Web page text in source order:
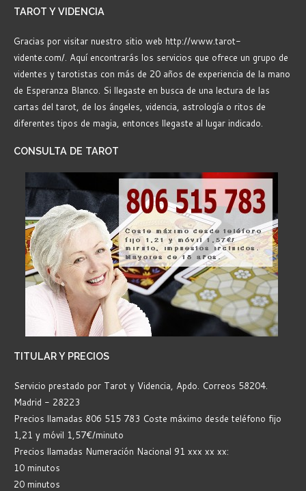
TAROT Y VIDENCIA
Gracias por visitar nuestro sitio web http://www.tarot-
vidente.com/. Aquí encontrarás los servicios que ofrece un grupo de
videntes y tarotistas con más de 20 años de experiencia de la mano
de Esperanza Blanco. Si llegaste en busca de una lectura de las
cartas del tarot, de los ángeles, videncia, astrología o ritos de
diferentes tipos de magia, entonces llegaste al lugar indicado.
CONSULTA DE TAROT
TITULARY PRECIOS
Servicio prestado por Tarot y Videncia, Apdo. Correos 58204.
Madrid - 28223
Precios llamadas 806 515 783 Coste máximo desde teléfono fijo
1,21 y móvil 1,57€/minuto
Precios llamadas Numeración Nacional 91 xxx xx xx:
10 minutos
20 minutos